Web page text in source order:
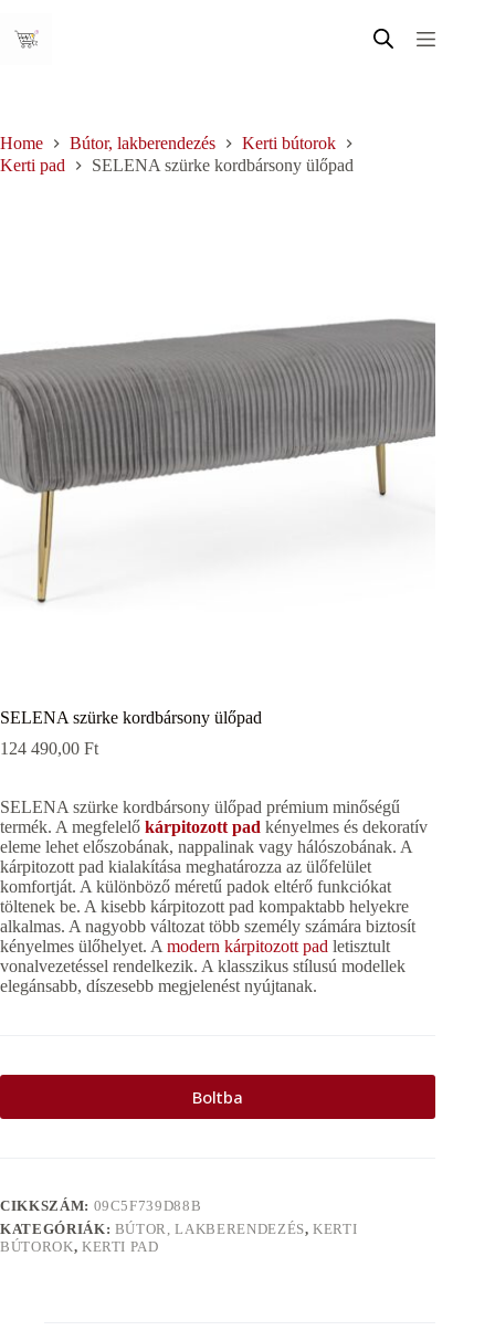
content
Home Bútor, lakberendezés
Kerti bútorok
Kerti pad
SELENA szürke kordbársony ülőpad
SELENA szürke kordbársony ülőpad
124 490,00 Ft
SELENA szürke kordbársony ülőpad prémium minőségű
termék. A megfelelő kárpitozott pad kényelmes és dekoratív
eleme lehet előszobának, nappalinak vagy hálószobának. A
kárpitozott pad kialakítása meghatározza az ülőfelület
komfortját. A különböző méretű padok eltérő funkciókat
töltenek be. A kisebb kárpitozott pad kompaktabb helyekre
alkalmas. A nagyobb változat több személy számára biztosít
kényelmes ülőhelyet. A modern kárpitozott pad letisztult
vonalvezetéssel rendelkezik. A klasszikus stílusú modellek
elegánsabb, díszesebb megjelenést nyújtanak.
Boltba
CIKKSZÁM: 09C5F739D88B
KATEGÓRIÁK: BÚTOR, LAKBERENDEZÉS,KERTI
BÚTOROK, KERTI PAD